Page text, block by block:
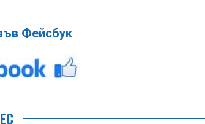
Фейсбук